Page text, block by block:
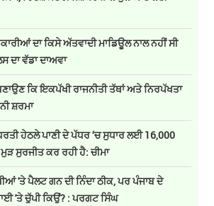
ਦਾ ਕਿਸੇ ਅੱਤਵਾਦੀ ਮਾਡਿਊਲ ਨਾਲ ਨਹੀਂ ਸੀ
ਦਾ ਵੱਡਾ ਦਾਅਵਾ
ਕਿ ਇਕਪੱਖੀ ਰਾਜਨੀਤੀ ਤੱਥਾਂ ਅਤੇ ਨਿਰਪੱਖਤਾ
ਸ਼ਰਮਾ
ਹੇਠਲੇ ਪਾਣੀ ਦੇ ਪੱਧਰ ‘ਚ ਸੁਧਾਰ ਲਈ 16,000
ਸੁਰਜੀਤ ਕਰ ਰਹੀ ਹੈ: ਚੀਮਾ
'ਤੇ ਪੈਲਟ ਗਨ ਦੀ ਨਿੰਦਾ ਠੀਕ, ਪਰ ਪੰਜਾਬ ਦੇ
'ਤੇ ਚੁੱਪੀ ਕਿਉਂ? : ਪਰਗਟ ਸਿੰਘ